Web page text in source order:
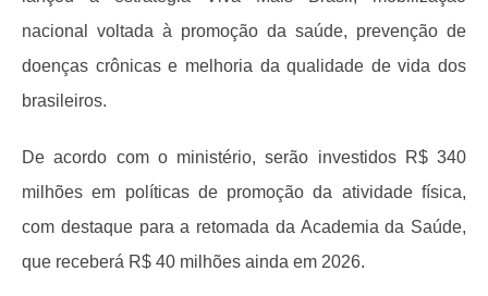
nacional voltada à promoção da saúde, prevenção de
doenças crônicas e melhoria da qualidade de vida dos
brasileiros.
De acordo com o ministério, serão investidos R$ 340
milhões em políticas de promoção da atividade física,
com destaque para a retomada da Academia da Saúde,
que receberá R$ 40 milhões ainda em 2026.